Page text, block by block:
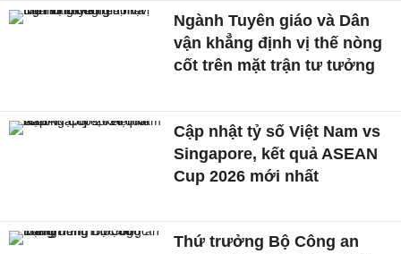
Ngành Tuyên giáo và Dân
vận khẳng định vị thế nòng
cốt trên mặt trận tư tưởng
Cập nhật tỷ số Việt Nam vs
Singapore, kết quả ASEAN
Cup 2026 mới nhất
Thứ trưởng Bộ Công an